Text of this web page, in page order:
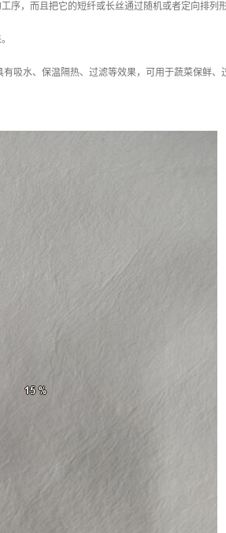
序，而且把它的短纤或长丝通过随机或者定向排列
吸水、保温隔热、过滤等效果，可用于蔬菜保鲜